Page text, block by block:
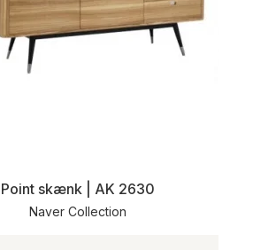
Point skænk | AK 2630
Naver Collection